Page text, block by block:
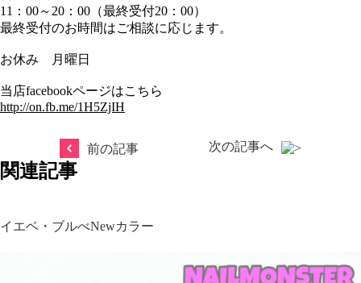
11：00～20：00（最終受付20：00）
最終受付のお時間はご相談に応じます。
お休み 月曜日
当店facebookページはこちら
http://on.fb.me/1H5ZjIH
前の記事 次の記事へ
関連記事
イエベ・ブルべNewカラー